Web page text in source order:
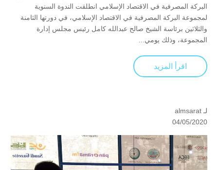
البركة المصرفية في الاقتصاد الإسلامي انطلقت الندوة السنوية
لمجموعة البركة المصرفية في الاقتصاد الإسلامي، في دورتها الثامنة
والثلاثين برئاسة الشيخ صالح عبدالله كامل رئيس مجلس إدارة
المجموعة، وذلك يومي...
اقرأ المزيد
لـ almsarat
04/05/2020